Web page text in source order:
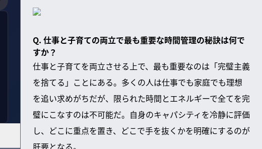
Q. 仕事と子育ての両立で最も重要な時間管理の秘訣は何で
すか？
仕事と子育てを両立させる上で、最も重要なのは「完璧主義
を捨てる」ことにある。多くの人は仕事でも家庭でも理想
を追い求めがちだが、限られた時間とエネルギーで全てを完
璧にこなすのは不可能だ。自身のキャパシティを冷静に評価
し、どこに重点を置き、どこで手を抜くかを明確にするのが
肝要となる。